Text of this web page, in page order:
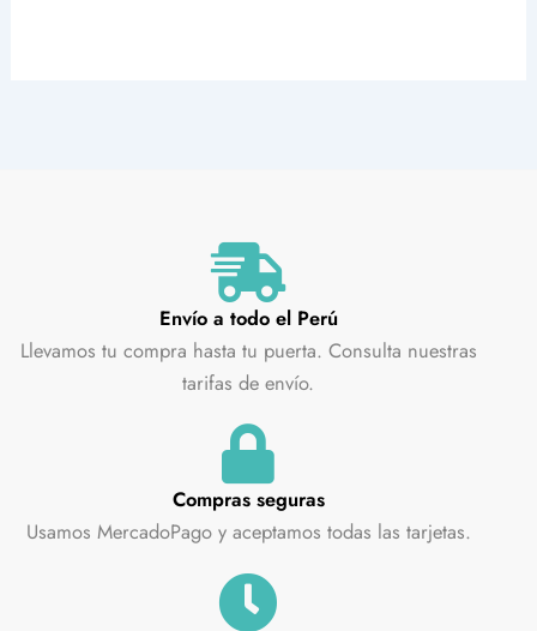
Envío a todo el Perú
Llevamos tu compra hasta tu puerta. Consulta nuestras
tarifas de envío.
Compras seguras
Usamos MercadoPago y aceptamos todas las tarjetas.